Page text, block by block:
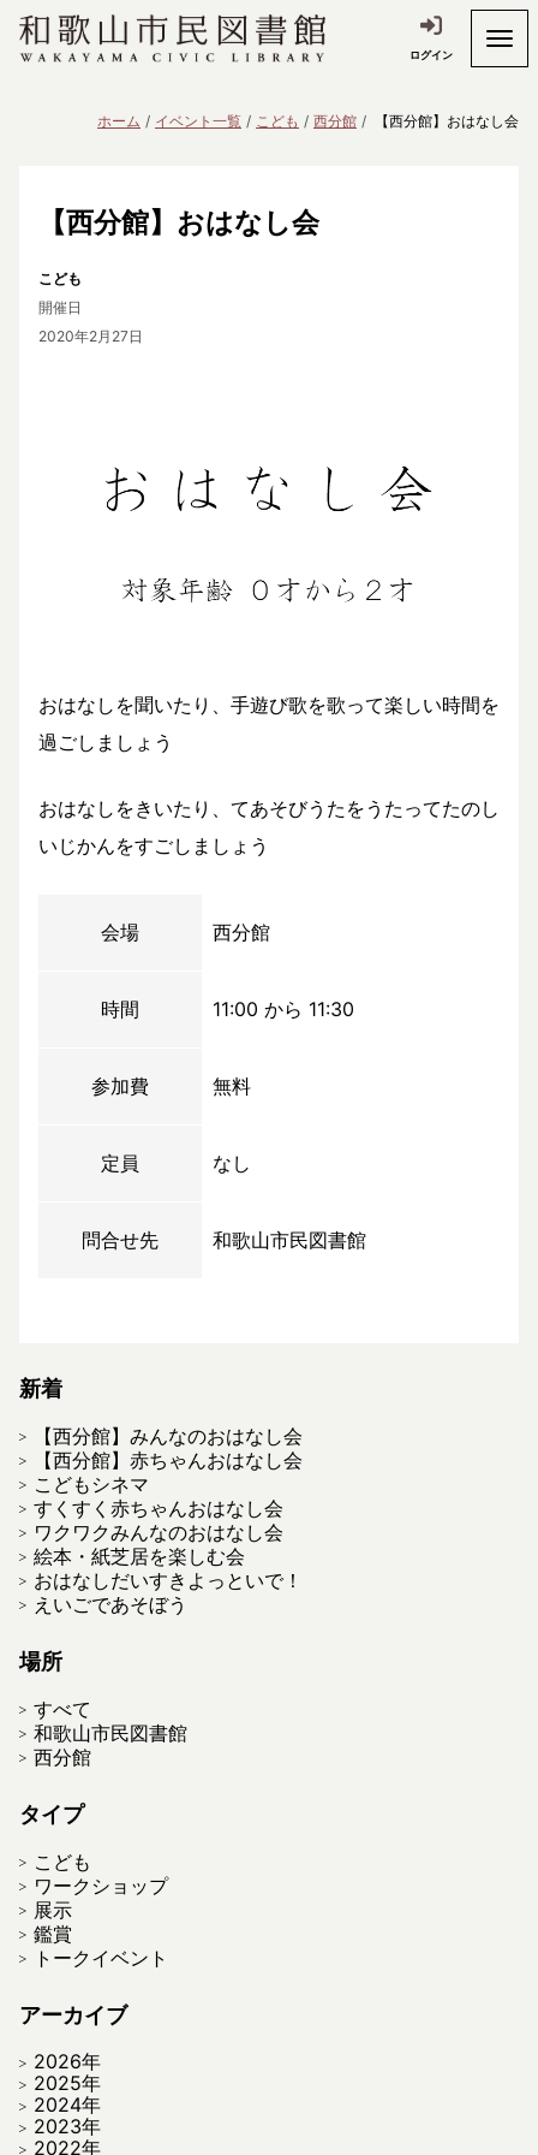
ログイン
ホーム イベント一覧 こども 西分館 【西分館】おはなし会
【西分館】おはなし会
こども
開催日
2020年2月27日
おはなしを聞いたり、手遊び歌を歌って楽しい時間を
過ごしましょう
おはなしをきいたり、てあそびうたをうたってたのし
いじかんをすごしましょう
会場 西分館
時間 11:00 から 11:30
参加費 無料
定員 なし
問合せ先 和歌山市民図書館
新着
【西分館】みんなのおはなし会
【西分館】赤ちゃんおはなし会
こどもシネマ
すくすく赤ちゃんおはなし会
ワクワクみんなのおはなし会
絵本・紙芝居を楽しむ会
おはなしだいすきよっといで！
えいごであそぼう
場所
すべて
和歌山市民図書館
西分館
タイプ
こども
ワークショップ
展示
鑑賞
トークイベント
アーカイブ
2026年
2025年
2024年
2023年
2022年